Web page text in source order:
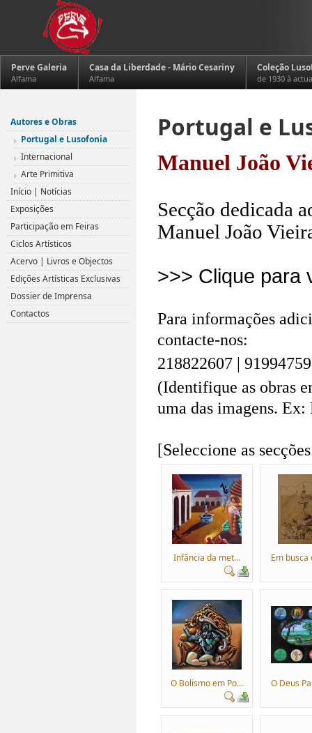
Perve Galeria
Alfama
Casa da Liberdade - Mário Cesariny
Alfama
Coleção
de 1930 à
Portugal e
Manuel João
Secção dedicada
Manuel João
>>> Clique para
Para informações
contacte-nos:
218822607 |
(Identifique as obras
uma das imagens.
[Seleccione as
Infância da met... Em busca
O Bolismo em Po... O Deus
Autores e Obras
Portugal e Lusofonia
Internacional
Arte Primitiva
Início | Notícias
Exposições
Participação em Feiras
Ciclos Artísticos
Acervo | Livros e Objectos
Edições Artísticas Exclusivas
Dossier de Imprensa
Contactos